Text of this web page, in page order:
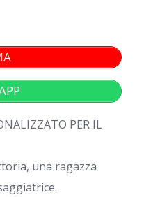
PER IL
una ragazza